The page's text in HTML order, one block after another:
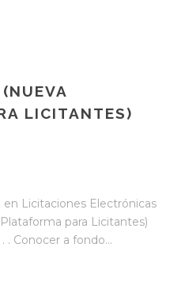
LICITANTES)
Licitaciones Electrónicas
para Licitantes)
Conocer a fondo...